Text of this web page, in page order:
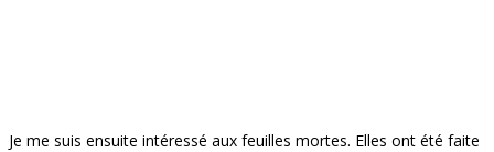
Je me suis ensuite intéressé aux feuilles mortes. Elles ont été faite